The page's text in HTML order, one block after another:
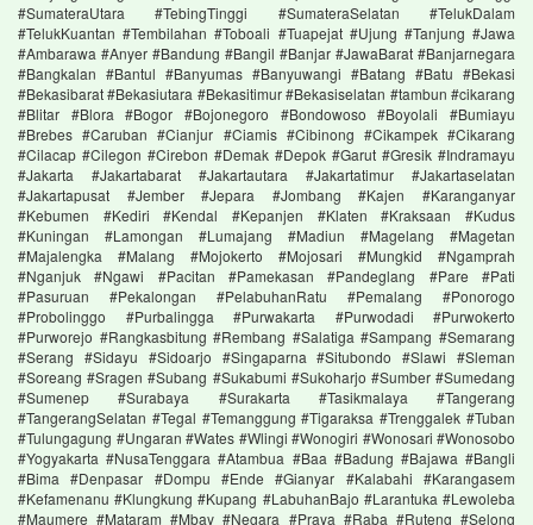
#SumateraUtara #TebingTinggi #SumateraSelatan #TelukDalam
#TelukKuantan #Tembilahan #Toboali #Tuapejat #Ujung #Tanjung #Jawa
#Ambarawa #Anyer #Bandung #Bangil #Banjar #JawaBarat #Banjarnegara
#Bangkalan #Bantul #Banyumas #Banyuwangi #Batang #Batu #Bekasi
#Bekasibarat #Bekasiutara #Bekasitimur #Bekasiselatan #tambun #cikarang
#Blitar #Blora #Bogor #Bojonegoro #Bondowoso #Boyolali #Bumiayu
#Brebes #Caruban #Cianjur #Ciamis #Cibinong #Cikampek #Cikarang
#Cilacap #Cilegon #Cirebon #Demak #Depok #Garut #Gresik #Indramayu
#Jakarta #Jakartabarat #Jakartautara #Jakartatimur #Jakartaselatan
#Jakartapusat #Jember #Jepara #Jombang #Kajen #Karanganyar
#Kebumen #Kediri #Kendal #Kepanjen #Klaten #Kraksaan #Kudus
#Kuningan #Lamongan #Lumajang #Madiun #Magelang #Magetan
#Majalengka #Malang #Mojokerto #Mojosari #Mungkid #Ngamprah
#Nganjuk #Ngawi #Pacitan #Pamekasan #Pandeglang #Pare #Pati
#Pasuruan #Pekalongan #PelabuhanRatu #Pemalang #Ponorogo
#Probolinggo #Purbalingga #Purwakarta #Purwodadi #Purwokerto
#Purworejo #Rangkasbitung #Rembang #Salatiga #Sampang #Semarang
#Serang #Sidayu #Sidoarjo #Singaparna #Situbondo #Slawi #Sleman
#Soreang #Sragen #Subang #Sukabumi #Sukoharjo #Sumber #Sumedang
#Sumenep #Surabaya #Surakarta #Tasikmalaya #Tangerang
#TangerangSelatan #Tegal #Temanggung #Tigaraksa #Trenggalek #Tuban
#Tulungagung #Ungaran #Wates #Wlingi #Wonogiri #Wonosari #Wonosobo
#Yogyakarta #NusaTenggara #Atambua #Baa #Badung #Bajawa #Bangli
#Bima #Denpasar #Dompu #Ende #Gianyar #Kalabahi #Karangasem
#Kefamenanu #Klungkung #Kupang #LabuhanBajo #Larantuka #Lewoleba
#Maumere #Mataram #Mbay #Negara #Praya #Raba #Ruteng #Selong